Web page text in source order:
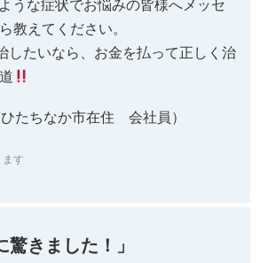
ちなか市在住 会社員）